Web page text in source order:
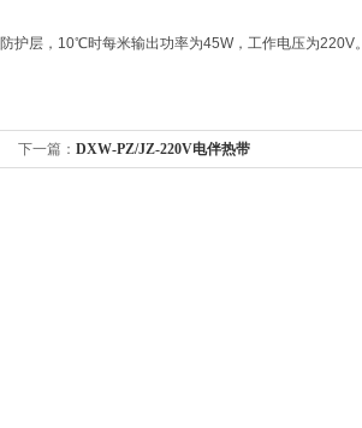
护层，10℃时每米输出功率为45W，工作电压为220V。
下一篇： DXW-PZ/JZ-220V电伴热带